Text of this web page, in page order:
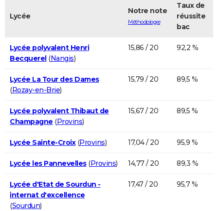
Lycée
Notre note
Méthodologie
Taux de
réussite
bac
Lycée polyvalent Henri
Becquerel(Nangis)
15,86 / 20 92,2 %
Lycée La Tour des Dames
(Rozay-en-Brie)
15,79 / 20 89,5 %
Lycée polyvalent Thibaut de
Champagne (Provins)
15,67 / 20 89,5 %
Lycée Sainte-Croix(Provins) 17,04 / 20 95,9 %
Lycée les Pannevelles(Provins) 14,77 / 20 89,3 %
Lycée d'Etat de Sourdun -
internat d'excellence
(Sourdun)
17,47 / 20 95,7 %